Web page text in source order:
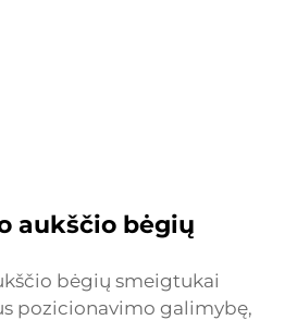
aukščio bėgių
bėgių smeigtukai
pozicionavimo galimybę,